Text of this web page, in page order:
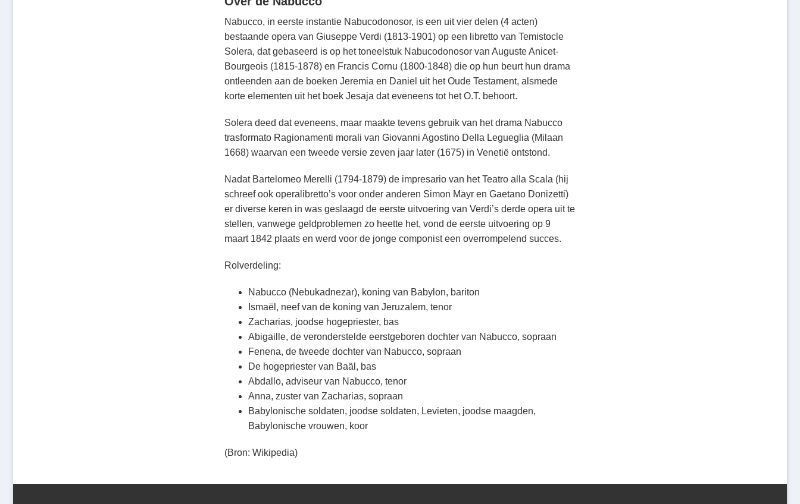
Nabucco, in eerste instantie Nabucodonosor, is een uit vier delen (4 acten)
bestaande opera van Giuseppe Verdi (1813-1901) op een libretto van Temistocle
Solera, dat gebaseerd is op het toneelstuk Nabucodonosor van Auguste Anicet-
Bourgeois (1815-1878) en Francis Cornu (1800-1848) die op hun beurt hun drama
ontleenden aan de boeken Jeremia en Daniel uit het Oude Testament, alsmede
korte elementen uit het boek Jesaja dat eveneens tot het O.T. behoort.
Solera deed dat eveneens, maar maakte tevens gebruik van het drama Nabucco
trasformato Ragionamenti morali van Giovanni Agostino Della Legueglia (Milaan
1668) waarvan een tweede versie zeven jaar later (1675) in Venetië ontstond.
Nadat Bartelomeo Merelli (1794-1879) de impresario van het Teatro alla Scala (hij
schreef ook operalibretto’s voor onder anderen Simon Mayr en Gaetano Donizetti)
er diverse keren in was geslaagd de eerste uitvoering van Verdi’s derde opera uit te
stellen, vanwege geldproblemen zo heette het, vond de eerste uitvoering op 9
maart 1842 plaats en werd voor de jonge componist een overrompelend succes.
Rolverdeling:
Nabucco (Nebukadnezar), koning van Babylon, bariton
Ismaël, neef van de koning van Jeruzalem, tenor
Zacharias, joodse hogepriester, bas
Abigaille, de veronderstelde eerstgeboren dochter van Nabucco, sopraan
Fenena, de tweede dochter van Nabucco, sopraan
De hogepriester van Baäl, bas
Abdallo, adviseur van Nabucco, tenor
Anna, zuster van Zacharias, sopraan
Babylonische soldaten, joodse soldaten, Levieten, joodse maagden,
Babylonische vrouwen, koor
(Bron: Wikipedia)